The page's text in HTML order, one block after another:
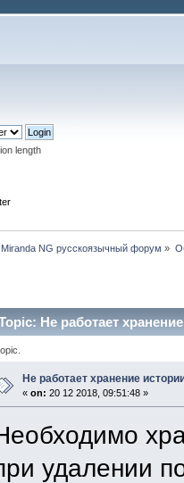
length
Miranda NG русскоязычный форум »
Не работает
Не работает хранение
« on: 20 12 2018, 09:51:48 »
удалении